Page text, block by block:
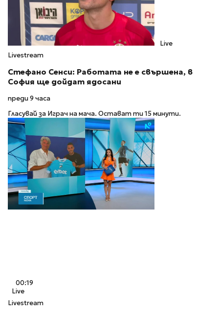
Live
Livestream
Стефано Сенси: Работата не е свършена, в
София ще дойдат ядосани
преди 9 часа
Гласувай за Играч на мача. Остават ти 15 минути.
00:19
Live
Livestream